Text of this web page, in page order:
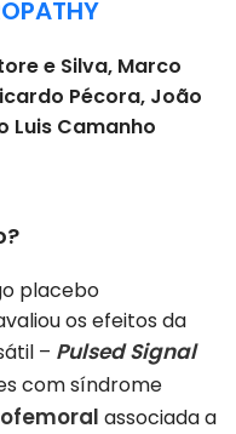
e Silva, Marco
Pécora, João
Luis Camanho
placebo
os efeitos da
– Pulsed Signal
com síndrome
associada a